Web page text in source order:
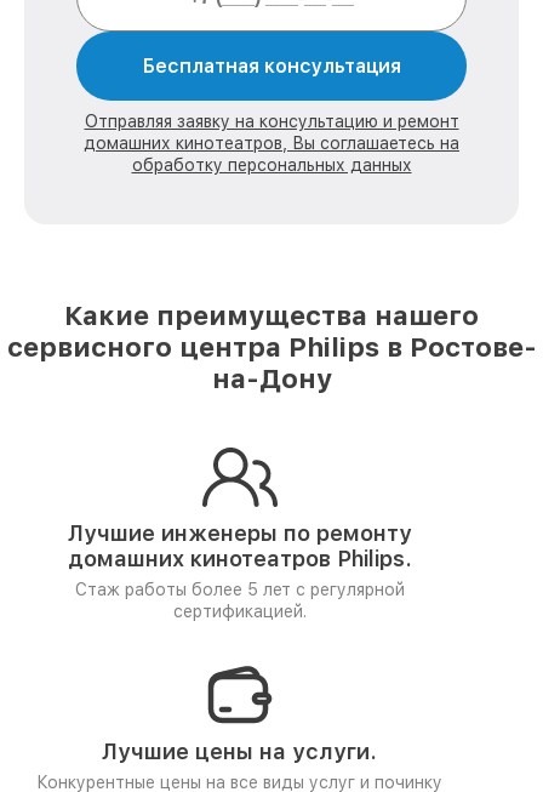
Бесплатная консультация
Отправляя заявку на консультацию и ремонт
домашних кинотеатров, Вы соглашаетесь на
обработку персональных данных
Какие преимущества нашего
сервисного центра Philips в Ростове-
на-Дону
Лучшие инженеры по ремонту
домашних кинотеатров Philips.
Стаж работы более 5 лет с регулярной
сертификацией.
Лучшие цены на услуги.
Конкурентные цены на все виды услуг и починку